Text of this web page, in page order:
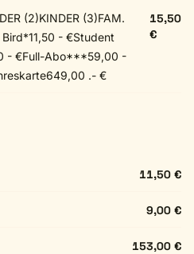
(2)KINDER (3)FAM.
- €Student
- €Full-Abo***59,00 -
.- €
15,50
€
11,50 €
9,00 €
153,00 €